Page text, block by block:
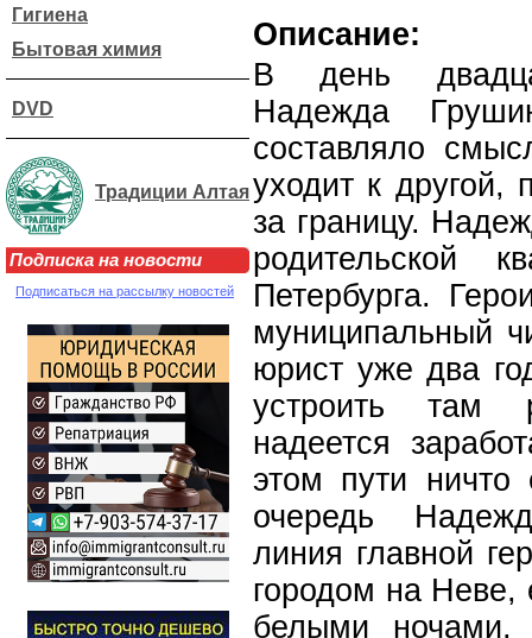
Гигиена
Бытовая химия
DVD
Традиции Алтая
Подписка на новости
Подписаться на рассылку новостей
Описание:
В день
Надежда
составляло
уходит к другой,
за границу.
родительской
Петербурга.
муниципальный
юрист уже два
устроить там
надеется
этом пути ничто
очередь
линия главной
городом на Неве,
белыми